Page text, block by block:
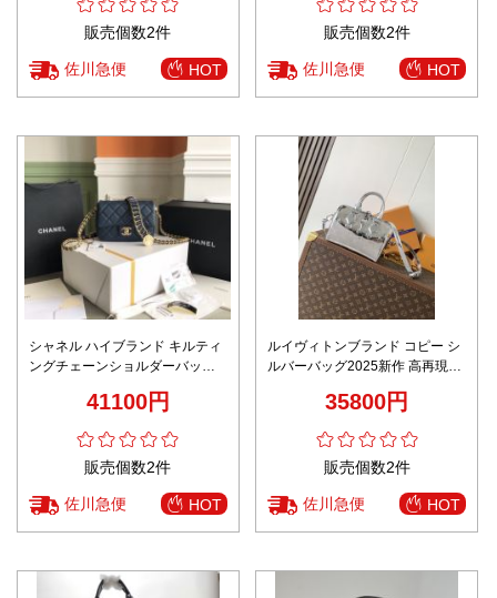
販売個数2件
佐川急便 HOT
販売個数2件
佐川急便 HOT
シャネル ハイブランド キルティ
ングチェーンショルダーバッグ
デル 高評価41100円
販売個数2件
佐川急便 HOT
ルイヴィトンブランド コピー シ
ルバーバッグ2025新作 高再現度
ィテールモデル35800円
販売個数2件
佐川急便 HOT